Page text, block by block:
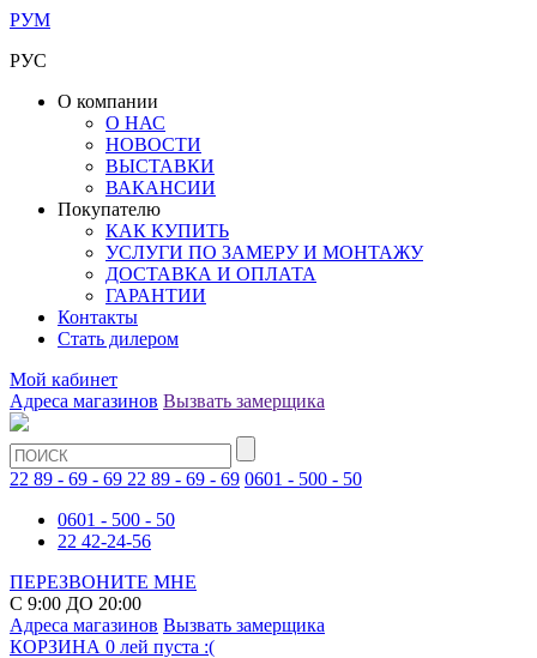
РУМ
РУС
О компании
О НАС
НОВОСТИ
ВЫСТАВКИ
ВАКАНСИИ
Покупателю
КАК КУПИТЬ
УСЛУГИ ПО ЗАМЕРУ И МОНТАЖУ
ДОСТАВКА И ОПЛАТА
ГАРАНТИИ
Контакты
Стать дилером
Мой кабинет
Адреса магазинов Вызвать замерщика
22 89 - 69 - 69 22 89 - 69 - 69 0601 - 500 - 50
0601 - 500 - 50
22 42-24-56
ПЕРЕЗВОНИТЕ МНЕ
С 9:00 ДО 20:00
Адреса магазинов Вызвать замерщика
КОРЗИНА 0 лей пуста :(